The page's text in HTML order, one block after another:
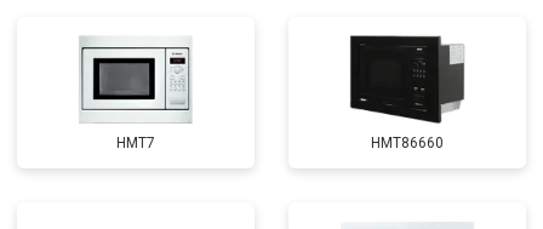
HMT7 HMT86660